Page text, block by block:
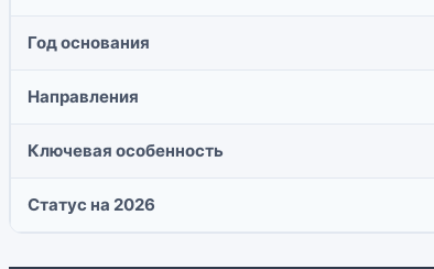
Год основания
Направления
Ключевая особенность
Статус на 2026